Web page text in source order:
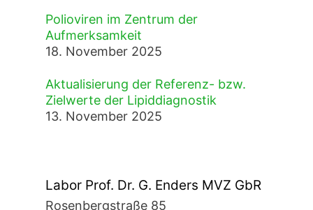
Polioviren im Zentrum der
Aufmerksamkeit
18. November 2025
Aktualisierung der Referenz- bzw.
Zielwerte der Lipiddiagnostik
13. November 2025
Labor Prof. Dr. G. Enders MVZ GbR
Rosenbergstraße 85